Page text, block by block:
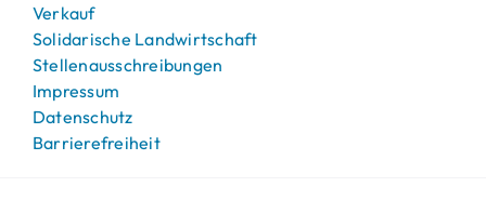
Verkauf
Solidarische Landwirtschaft
Stellenausschreibungen
Impressum
Datenschutz
Barrierefreiheit